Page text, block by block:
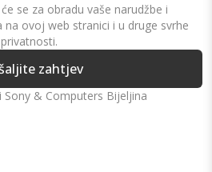
se za obradu vaše narudžbe i
ovoj web stranici i u druge svrhe
zahtjev
& Computers Bijeljina